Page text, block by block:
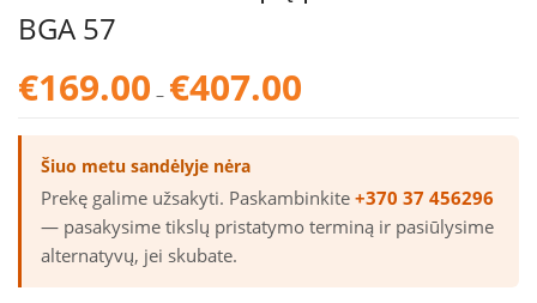
BGA 57
€169.00 – €407.00
Šiuo metu sandėlyje nėra
Prekę galime užsakyti. Paskambinkite +370 37 456296
— pasakysime tikslų pristatymo terminą ir pasiūlysime
alternatyvų, jei skubate.